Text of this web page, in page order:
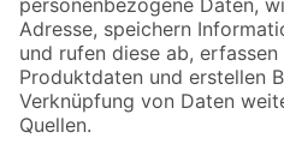
Zahlungsarten